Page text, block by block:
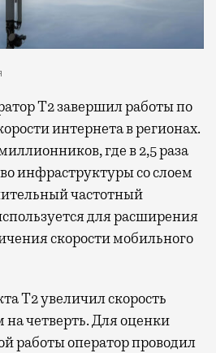
интернета в регионах.
где в 2,5 раза
инфраструктуры со слоем
частотный
для расширения
скорости мобильного
Т2 увеличил скорость
на четверть. Для оценки
работы оператор проводил